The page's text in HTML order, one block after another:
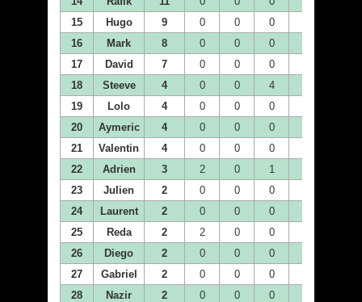
15
Hugo 9 0 0 0
16
Mark 8 0 0 0
17
David 7 0 0 0
18
Steeve 4 0 0 4
19
Lolo 4 0 0 0
20
Aymeric 4 0 0 0
21
Valentin 4 0 0 0
22
Adrien 3 2 0 1
23
Julien 2 0 0 0
24
Laurent 2 0 0 0
25
Reda 2 2 0 0
26
Diego 2 0 0 0
27
Gabriel 2 0 0 0
28
Nazir 2 0 0 0